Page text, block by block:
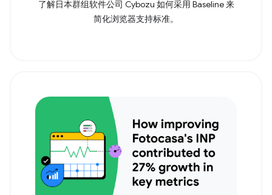
了解日本群组软件公司 Cybozu 如何采用 Baseline 来
简化浏览器支持标准。